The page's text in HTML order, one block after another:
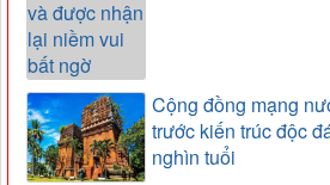
Cộng đồng mạng
trước kiến trúc độc
nghìn tuổi